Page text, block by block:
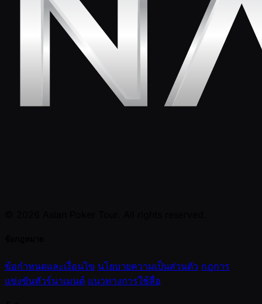
ข้อกำหนดและเงื่อนไข นโยบายความเป็นส่วนตัว กฎการ
แข่งขันทัวร์นาเมนต์ แนวทางการใช้สื่อ